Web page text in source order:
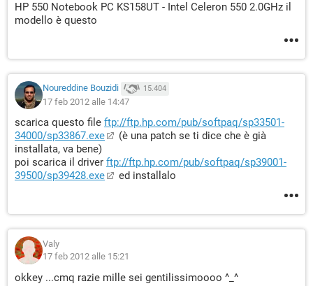
HP 550 Notebook PC KS158UT - Intel Celeron 550 2.0GHz il
modello è questo
Noureddine Bouzidi 15.404
17 feb 2012 alle 14:47
scarica questo file ftp://ftp.hp.com/pub/softpaq/sp33501-
34000/sp33867.exe
(è una patch se ti dice che è già
installata, va bene)
poi scarica il driver ftp://ftp.hp.com/pub/softpaq/sp39001-
39500/sp39428.exe
ed installalo
Valy
17 feb 2012 alle 15:21
okkey ...cmq razie mille sei gentilissimoooo ^_^